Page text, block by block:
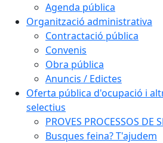
Agenda pública
Organització administrativa
Contractació pública
Convenis
Obra pública
Anuncis / Edictes
Oferta pública d'ocupació i
selectius
PROVES PROCESSOS DE
Busques feina? T'ajudem